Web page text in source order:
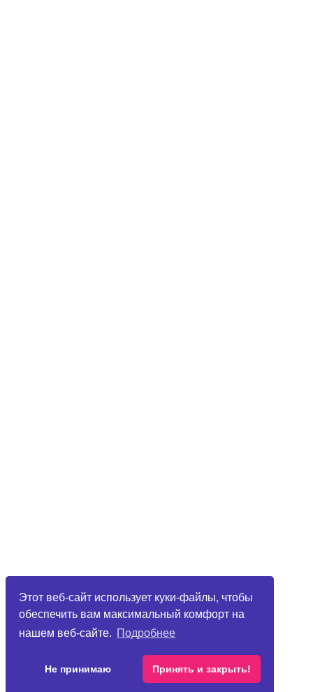
Этот веб-сайт использует куки-файлы, чтобы
обеспечить вам максимальный комфорт на
нашем веб-сайте. Подробнее
Не принимаю Принять и закрыть!